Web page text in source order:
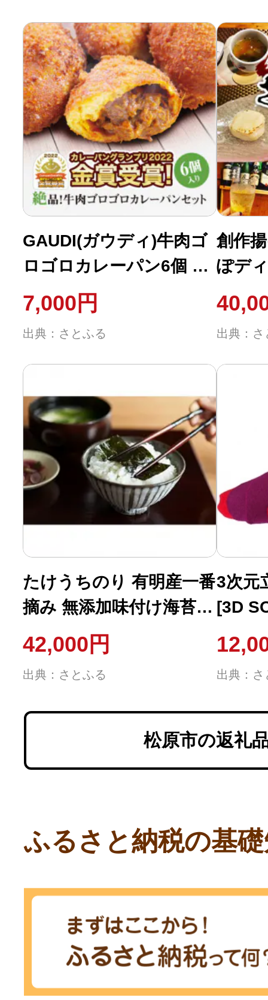
副業・パラレルワーカー
個人事業主・フリーラン
個人事業・フリーランス
ふるさと納税の基礎知識
10秒ぴったり診断
自治体直営サイト特集
はじめるバイブルとは
問い合わせ
GAUDI(ガウディ)牛肉ゴ
ロゴロカレーパン6個 グ
ランプリ2度金賞 煮込み
カレー
7,000円
出典：さとふる
創作
ぽデ
出典：さ
たけうちのり 有明産一番
摘み 無添加味付け海苔4
本・焼海苔2本 大缶6本セ
ット 常温ギフト 大阪松
原
42,000円
出典：さとふる
3次元
[3D
紳士
出典：さ
松原市の返礼
ふるさと納税の基